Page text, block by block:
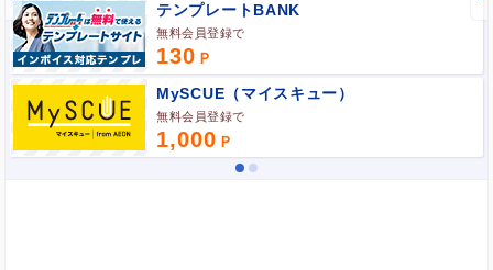
ポイント広告に関するFAQはこちら
テンプレートBANK
無料会員登録で
130
MySCUE（マイスキュー）
無料会員登録で
1,000